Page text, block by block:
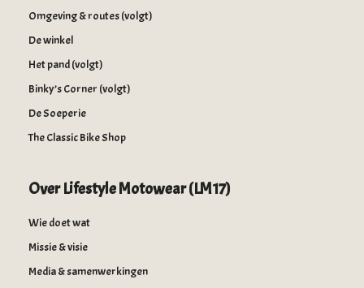
Omgeving & routes (volgt)
De winkel
Het pand (volgt)
Binky’s Corner (volgt)
De Soeperie
The Classic Bike Shop
Over Lifestyle Motowear (LM17)
Wie doet wat
Missie & visie
Media & samenwerkingen